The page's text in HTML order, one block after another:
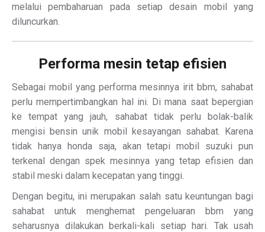
melalui pembaharuan pada setiap desain mobil yang
diluncurkan.
Performa mesin tetap efisien
Sebagai mobil yang performa mesinnya irit bbm, sahabat
perlu mempertimbangkan hal ini. Di mana saat bepergian
ke tempat yang jauh, sahabat tidak perlu bolak-balik
mengisi bensin unik mobil kesayangan sahabat. Karena
tidak hanya honda saja, akan tetapi mobil suzuki pun
terkenal dengan spek mesinnya yang tetap efisien dan
stabil meski dalam kecepatan yang tinggi.
Dengan begitu, ini merupakan salah satu keuntungan bagi
sahabat untuk menghemat pengeluaran bbm yang
seharusnya dilakukan berkali-kali setiap hari. Tak usah